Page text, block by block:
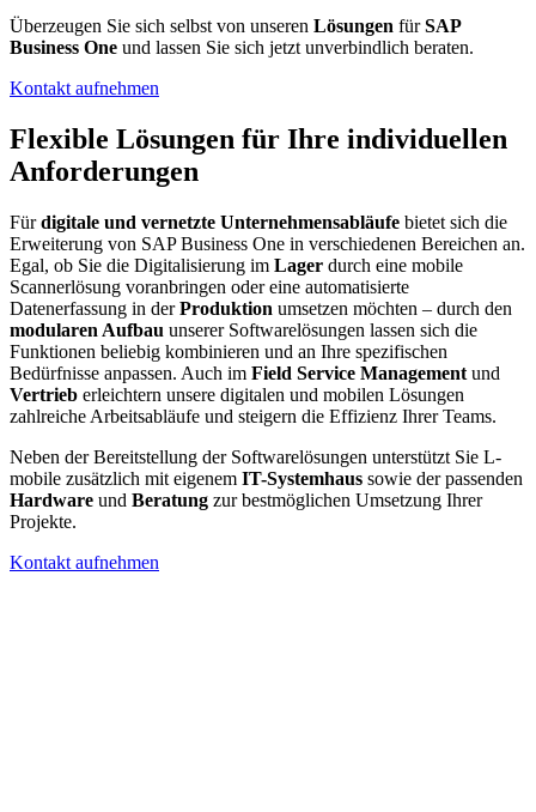
Überzeugen Sie sich selbst von unseren Lösungen fürSAP
Business One und lassen Sie sich jetzt unverbindlich beraten.
Kontakt aufnehmen
Flexible Lösungen für Ihre individuellen
Anforderungen
Fürdigitale und vernetzte Unternehmensabläufe bietet sich die
Erweiterung von SAP Business One in verschiedenen Bereichen an.
Egal, ob Sie die Digitalisierung im Lager durch eine mobile
Scannerlösung voranbringen oder eine automatisierte
Datenerfassung in derProduktion umsetzen möchten – durch den
modularen Aufbau unserer Softwarelösungen lassen sich die
Funktionen beliebig kombinieren und an Ihre spezifischen
Bedürfnisse anpassen. Auch im Field Service Management und
Vertrieb erleichtern unsere digitalen und mobilen Lösungen
zahlreiche Arbeitsabläufe und steigern die Effizienz Ihrer Teams.
Neben der Bereitstellung der Softwarelösungen unterstützt Sie L-
mobile zusätzlich mit eigenem IT-Systemhaus sowie der passenden
Hardware und Beratung zur bestmöglichen Umsetzung Ihrer
Projekte.
Kontakt aufnehmen